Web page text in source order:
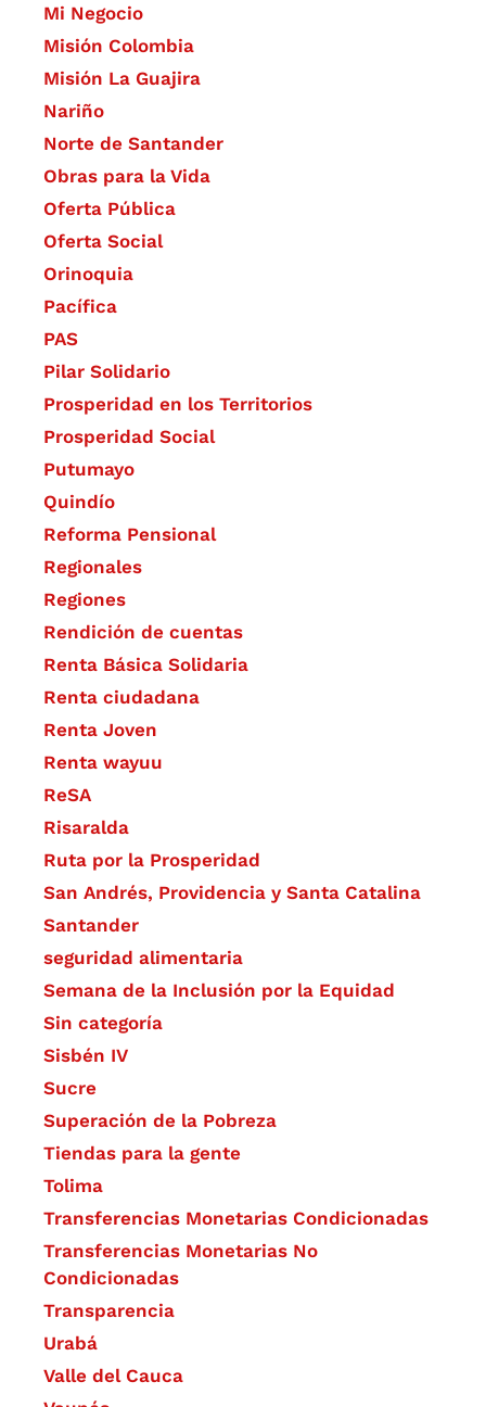
Mi Negocio
Misión Colombia
Misión La Guajira
Nariño
Norte de Santander
Obras para la Vida
Oferta Pública
Oferta Social​​
Orinoquia
Pacífica
PAS
Pilar Solidario
Prosperidad en los Territorios
Prosperidad Social
Putumayo
Quindío
Reforma Pensional
Regionales
Regiones
Rendición de cuentas
Renta Básica Solidaria
Renta ciudadana
Renta Joven
Renta wayuu
ReSA
Risaralda
Ruta por la Prosperidad
San Andrés, Providencia y Santa Catalina
Santander
seguridad alimentaria
Semana de la Inclusión por la Equidad
Sin categoría
Sisbén IV
Sucre
Superación de la Pobreza
Tiendas para la gente
Tolima
Transferencias Monetarias Condicionadas
Transferencias Monetarias No
Condicionadas
Transparencia
Urabá
Valle del Cauca